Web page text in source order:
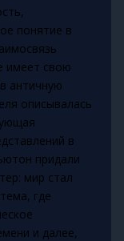
понятие в
имеет свою
античную
описывалась
в
придали
мир стал
где
и далее,